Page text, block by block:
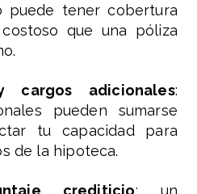
puede tener cobertura
que una póliza
cargos adicionales:
pueden sumarse
tu capacidad para
de la hipoteca.
crediticio: un